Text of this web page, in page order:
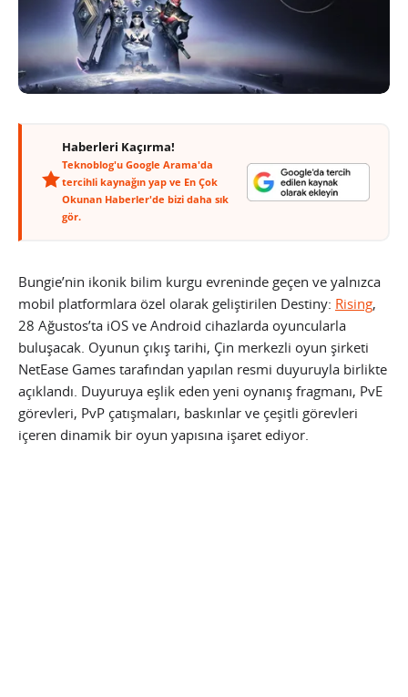
Haberleri Kaçırma!
Teknoblog'u Google Arama'da
tercihli kaynağın yap ve En Çok
Okunan Haberler'de bizi daha sık
gör.
Bungie’nin ikonik bilim kurgu evreninde geçen ve yalnızca
mobil platformlara özel olarak geliştirilen Destiny: Rising,
28 Ağustos’ta iOS ve Android cihazlarda oyuncularla
buluşacak. Oyunun çıkış tarihi, Çin merkezli oyun şirketi
NetEase Games tarafından yapılan resmi duyuruyla birlikte
açıklandı. Duyuruya eşlik eden yeni oynanış fragmanı, PvE
görevleri, PvP çatışmaları, baskınlar ve çeşitli görevleri
içeren dinamik bir oyun yapısına işaret ediyor.